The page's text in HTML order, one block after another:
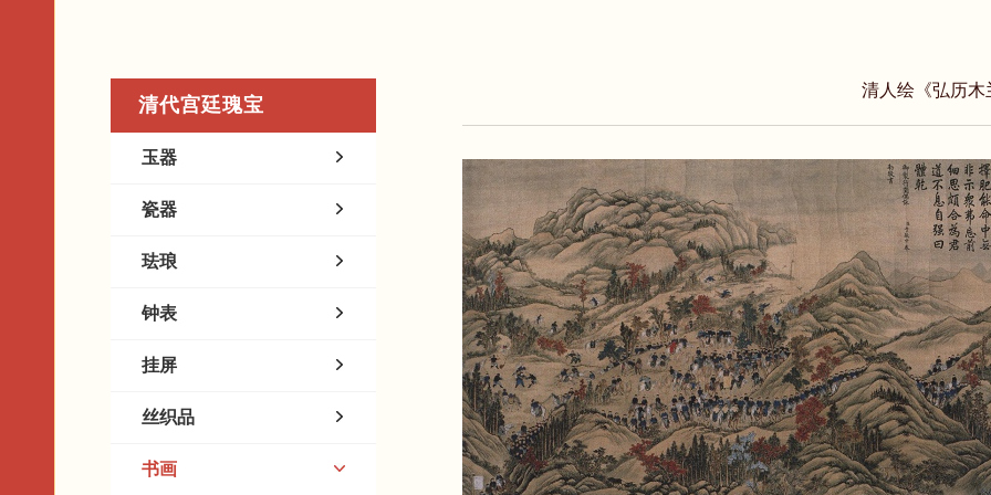
清代宫廷瑰宝
玉器
瓷器
珐琅
钟表
挂屏
丝织品
书画
清人绘《弘历木